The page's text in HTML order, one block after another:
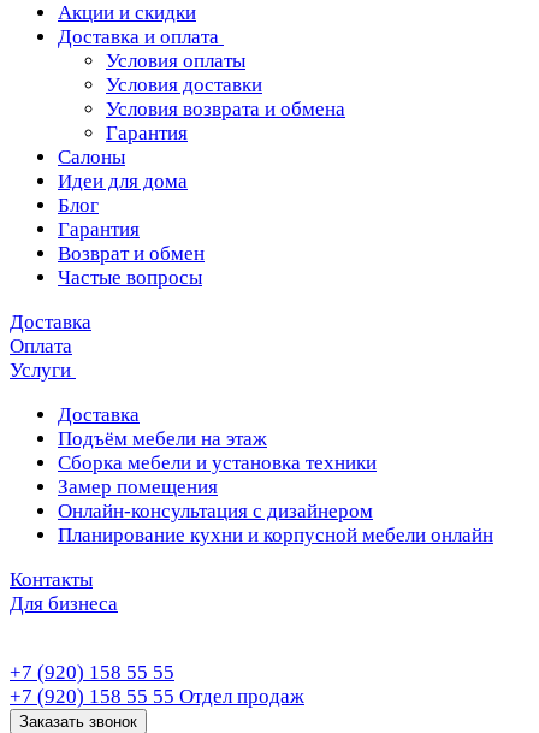
Акции и скидки
Доставка и оплата
Условия оплаты
Условия доставки
Условия возврата и обмена
Гарантия
Салоны
Идеи для дома
Блог
Гарантия
Возврат и обмен
Частые вопросы
Доставка
Оплата
Услуги
Доставка
Подъём мебели на этаж
Сборка мебели и установка техники
Замер помещения
Онлайн-консультация с дизайнером
Планирование кухни и корпусной мебели онлайн
Контакты
Для бизнеса
+7 (920) 158 55 55
+7 (920) 158 55 55 Отдел продаж
Заказать звонок